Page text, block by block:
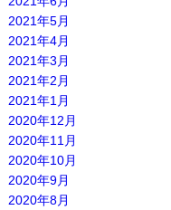
2021年5月
2021年4月
2021年3月
2021年2月
2021年1月
2020年12月
2020年11月
2020年10月
2020年9月
2020年8月